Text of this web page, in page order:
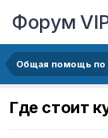
Форум
Общая помощь по
Где стоит